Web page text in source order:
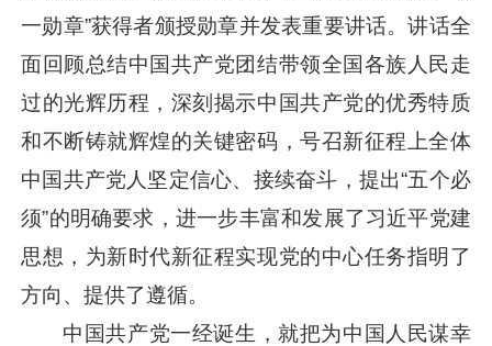
一勋章”获得者颁授勋章并发表重要讲话。讲话全
面回顾总结中国共产党团结带领全国各族人民走
过的光辉历程，深刻揭示中国共产党的优秀特质
和不断铸就辉煌的关键密码，号召新征程上全体
中国共产党人坚定信心、接续奋斗，提出“五个必
须”的明确要求，进一步丰富和发展了习近平党建
思想，为新时代新征程实现党的中心任务指明了
方向、提供了遵循。
中国共产党一经诞生，就把为中国人民谋幸